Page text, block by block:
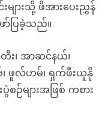
ားသို့ ဖိအားပေးညွှန်
ာ်ပြခဲ့သည်။
း၊ အာဆင်နယ်၊
ဖူလ်ဟမ်၊ ရှက်ဖီးယူနို
များအဖြစ် ကစား